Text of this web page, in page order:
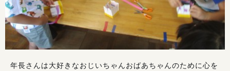
年長さんは大好きなおじいちゃんおばあちゃんのために心を